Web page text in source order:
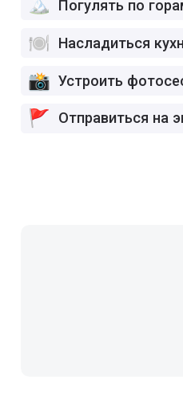
Погулять по
Насладиться
Устроить
Отправиться на